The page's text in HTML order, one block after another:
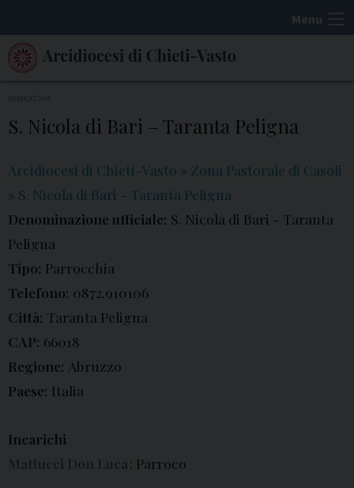
k
Menu
S. Nicola di Bari – Taranta Peligna
Arcidiocesi di Chieti-Vasto » Zona Pastorale di Casoli
» S. Nicola di Bari - Taranta Peligna
Denominazione ufficiale: S. Nicola di Bari - Taranta
Peligna
Tipo: Parrocchia
Telefono: 0872.910106
Città: Taranta Peligna
CAP: 66018
Regione: Abruzzo
Paese: Italia
Incarichi
Mattucci Don Luca: Parroco